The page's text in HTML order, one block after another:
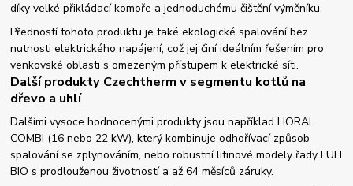
díky velké přikládací komoře a jednoduchému čištění výměníku.
Předností tohoto produktu je také ekologické spalování bez
nutnosti elektrického napájení, což jej činí ideálním řešením pro
venkovské oblasti s omezeným přístupem k elektrické síti.
Další produkty Czechtherm v segmentu kotlů na
dřevo a uhlí
Dalšími vysoce hodnocenými produkty jsou například HORAL
COMBI (16 nebo 22 kW), který kombinuje odhořívací způsob
spalování se zplynováním, nebo robustní litinové modely řady LUFI
BIO s prodlouženou životností a až 64 měsíců záruky.